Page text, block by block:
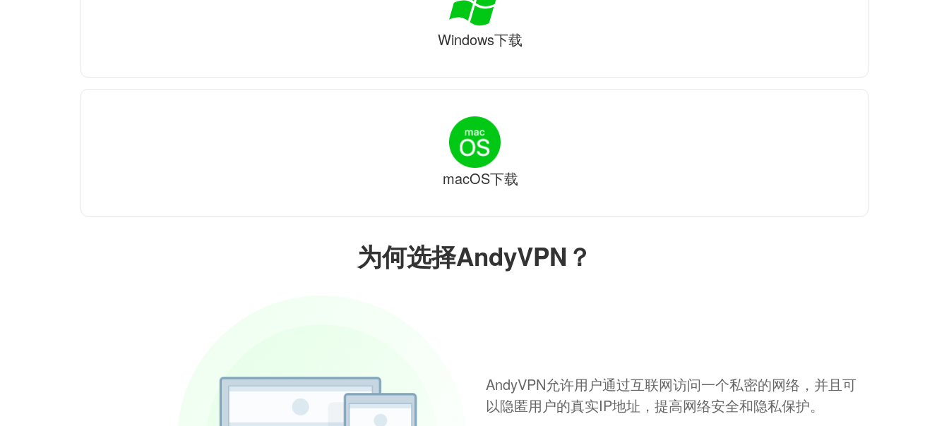
为何选择AndyVPN？
AndyVPN允许用户通过互联网访问一个私密的网络，并且可
以隐匿用户的真实IP地址，提高网络安全和隐私保护。
Windows下载
macOS下载